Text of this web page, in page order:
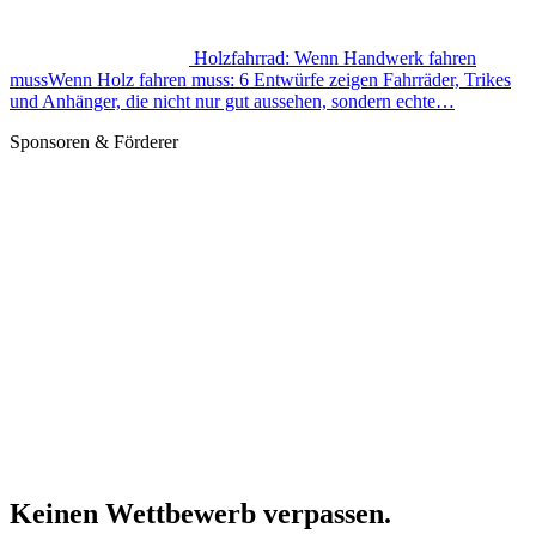
Holzfahrrad: Wenn Handwerk fahren
mussWenn Holz fahren muss: 6 Entwürfe zeigen Fahrräder, Trikes
und Anhänger, die nicht nur gut aussehen, sondern echte…
Sponsoren & Förderer
Keinen Wettbewerb verpassen.